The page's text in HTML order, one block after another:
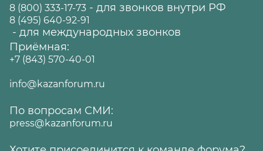
8 (800) 333-17-73 - для звонков внутри РФ
8 (495) 640-92-91
- для международных звонков
Приёмная:
+7 (843) 570-40-01
info@kazanforum.ru
По вопросам СМИ:
press@kazanforum.ru